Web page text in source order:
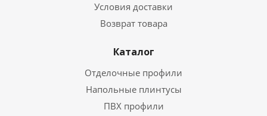
Условия доставки
Возврат товара
Каталог
Отделочные профили
Напольные плинтусы
ПВХ профили